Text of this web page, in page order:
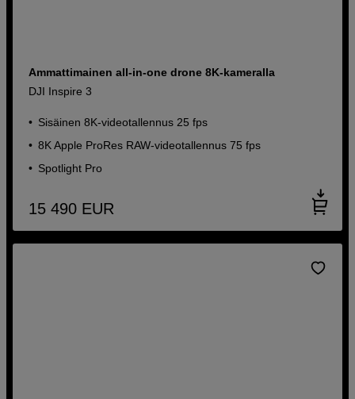
Ammattimainen all-in-one drone 8K-kameralla
DJI Inspire 3
Sisäinen 8K-videotallennus 25 fps
8K Apple ProRes RAW-videotallennus 75 fps
Spotlight Pro
15 490 EUR